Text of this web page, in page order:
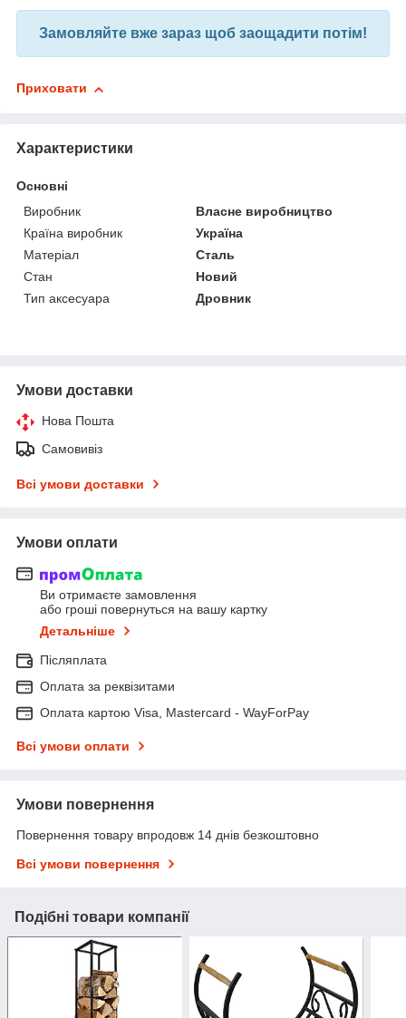
Замовляйте вже зараз щоб заощадити потім!
Приховати
Характеристики
Основні
Виробник
Власне виробництво
Країна виробник
Україна
Матеріал
Сталь
Стан
Новий
Тип аксесуара
Дровник
Умови доставки
Нова Пошта
Самовивіз
Всі умови доставки
Умови оплати
Ви отримаєте замовлення
або гроші повернуться на вашу картку
Детальніше
Післяплата
Оплата за реквізитами
Оплата картою Visa, Mastercard - WayForPay
Всі умови оплати
Умови повернення
Повернення товару впродовж 14 днів безкоштовно
Всі умови повернення
Подібні товари компанії